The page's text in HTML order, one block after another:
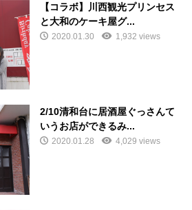
【コラボ】川西観光プリンセス
と大和のケーキ屋グ...
2020.01.30 1,932 views
2/10清和台に居酒屋ぐっさんて
いうお店ができるみ...
2020.01.28 4,029 views